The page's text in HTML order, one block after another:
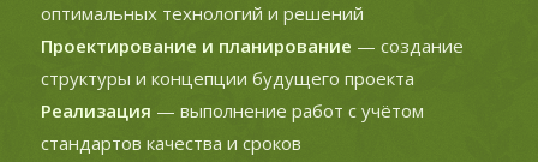
оптимальных технологий и решений
Проектирование и планирование — создание
структуры и концепции будущего проекта
Реализация — выполнение работ с учётом
стандартов качества и сроков